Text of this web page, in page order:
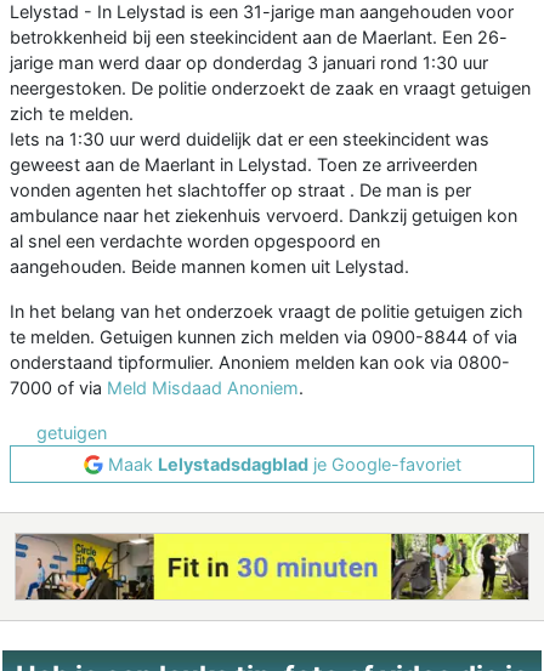
Lelystad - In Lelystad is een 31-jarige man aangehouden voor
betrokkenheid bij een steekincident aan de Maerlant. Een 26-
jarige man werd daar op donderdag 3 januari rond 1:30 uur
neergestoken. De politie onderzoekt de zaak en vraagt getuigen
zich te melden.
Iets na 1:30 uur werd duidelijk dat er een steekincident was
geweest aan de Maerlant in Lelystad. Toen ze arriveerden
vonden agenten het slachtoffer op straat . De man is per
ambulance naar het ziekenhuis vervoerd. Dankzij getuigen kon
al snel een verdachte worden opgespoord en
aangehouden. Beide mannen komen uit Lelystad.
In het belang van het onderzoek vraagt de politie getuigen zich
te melden. Getuigen kunnen zich melden via 0900-8844 of via
onderstaand tipformulier. Anoniem melden kan ook via 0800-
7000 of via Meld Misdaad Anoniem.
getuigen
Maak Lelystadsdagbladje Google-favoriet